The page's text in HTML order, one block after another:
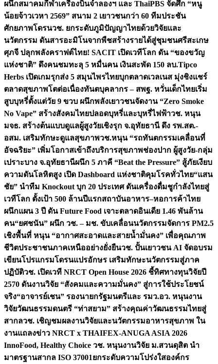
ผนึกสมาคมกีฬาเครื่องบินจำลองฯ และ ThaiPBS จัดศึก “หนู
น้อยจ้าวเวหา 2569” สนาม 2 เยาวชนกว่า 60 ทีมประชัน
ศักยภาพโดรนวช. ยกระดับภูมิปัญญาไทยด้วยวิจัยและ
นวัตกรรม ดันสารอะมิโนจากพืชสร้างรายได้สู่ชุมชนศรีสะเกษ
ศุภจี ปลุกพลังคราฟต์ไทย! SACIT เปิดเวทีโลก ดัน “ของขวัญ
แห่งชาติ” ดึงคนชมทะลุ 5 หมื่นคน เงินสะพัด 150 ลบ.Tipco
Herbs เปิดเกมรุกส่ง 5 สมุนไพรไทยบุกตลาดเวลเนส มุ่งชิงแชร์
ตลาดสุขภาพโตต่อเนื่องทันตบุคลากร – สพฐ. หวั่นเด็กไทยเริ่ม
สูบบุหรี่ตั้งแต่วัย 9 ขวบ ผนึกพลังเยาวชนจัดงาน “Zero Smoke
No Vape” สร้างสังคมไทยปลอดบุหรี่และบุหรี่ไฟฟ้าวช. หนุน
มจธ. สร้างต้นแบบดูแลผู้สูงวัยเชิงรุก จ.อุทัยธานี ดึง รพ.สต.-
อสม. เสริมทักษะดูแลสุขภาพวช.หนุน “รถทันตกรรมเคลื่อนที่
อัจฉริยะ” เพิ่มโอกาสเข้าถึงบริการสุขภาพช่องปาก ผู้สูงวัย-กลุ่ม
เปราะบาง จ.อุทัยธานีผนึก 5 ภาคี “Beat the Pressure” สู้ภัยเงียบ
ความดันโลหิตสูง เปิด Dashboard แห่งชาติคุมโรคทั่วไทย“แสน
ชัย” นำทีม Knockout บุก 20 ประเทศ ดันเครื่องดื่มชูกำลังไทยสู่
เวทีโลก ตั้งเป้า 500 ล้านปีแรกสถาบันอาหาร–หอการค้าไทย
ผนึกแผน 3 ปี ดัน Future Food เจาะตลาดอินเดีย 1.46 พันล้าน
คน“ยศชนัน” ผนึก วช. – มช. ขับเคลื่อนนวัตกรรมจัดการ PM2.5
เชิงพื้นที่ หนุน “อากาศสะอาดและสายน้ำมั่นคง” เพื่อคุณภาพ
ชีวิตประชาชนภาคเหนืออย่างยั่งยืนวช. ปั้นเยาวชน AI จัดอบรม
เขียนโปรแกรมโดรนแปรอักษร เสริมทักษะนวัตกรรมสู่ภาค
ปฏิบัติวช. เปิดเวที NRCT Open House 2026 ชี้ทิศทางทุนวิจัยปี
2570 ดันงานวิจัย “สังคมและความมั่นคง” สู่การใช้ประโยชน์
จริง“อาจารย์เชน” รองนายกรัฐมนตรีและ รมว.อว. หนุนงาน
วิจัยวัฒนธรรมดนตรี “ท่าสยาม” สร้างคุณค่าวัฒนธรรมไทยสู่
สากลวช. เชิญชมผลงานวิจัยและนวัตกรรมอาหารสุขภาพ ใน
งานแถลงข่าว NRCT x THAIFEX-ANUGA ASIA 2026
InnoFood, Healthy Choice วช. หนุนงานวิจัย ม.สวนดุสิต นำ
มาตรฐานสากล ISO 37001ยกระดับความโปร่งใสองค์กร